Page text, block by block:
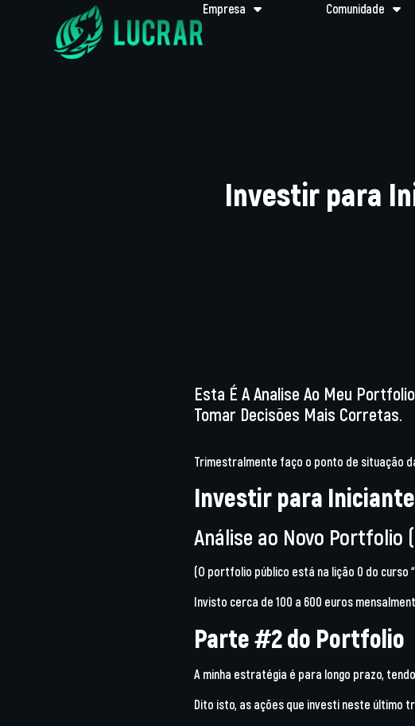
Empresa Comunidade
Investir para
Esta É A Analise Ao Meu
Tomar Decisões Mais Corretas.
Trimestralmente faço o ponto de situação
Investir para
Análise ao Novo Portfolio
(O portfolio público está na lição 0 do curso
Invisto cerca de 100 a 600 euros
Parte #2 do Portfolio
A minha estratégia é para longo prazo,
Dito isto, as ações que investi neste último